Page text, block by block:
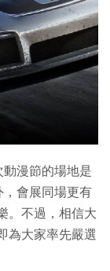
漫節的場地是
，會展同場更有
。不過，相信大
為大家率先嚴選